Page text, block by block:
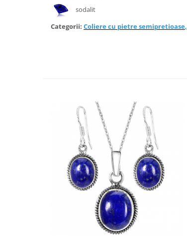
sodalit
Categorii: Coliere cu pietre semipretioase,